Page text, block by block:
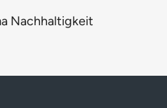
Nachhaltigkeit